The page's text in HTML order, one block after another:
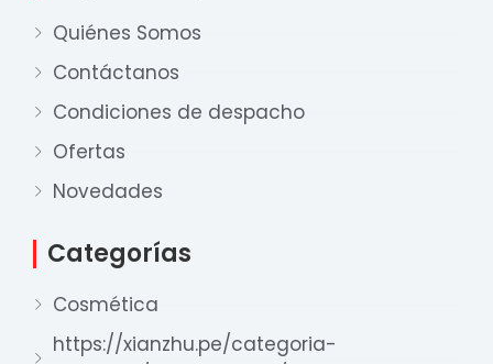
Quiénes Somos
Contáctanos
Condiciones de despacho
Ofertas
Novedades
Categorías
Cosmética
https://xianzhu.pe/categoria-
Nuestro equipo de ventas está aquí
para responder a sus preguntas. ¡Lo
Disponible